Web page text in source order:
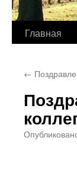
Главная
←